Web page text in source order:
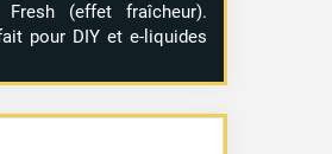
(effet fraîcheur).
pour DIY et e-liquides